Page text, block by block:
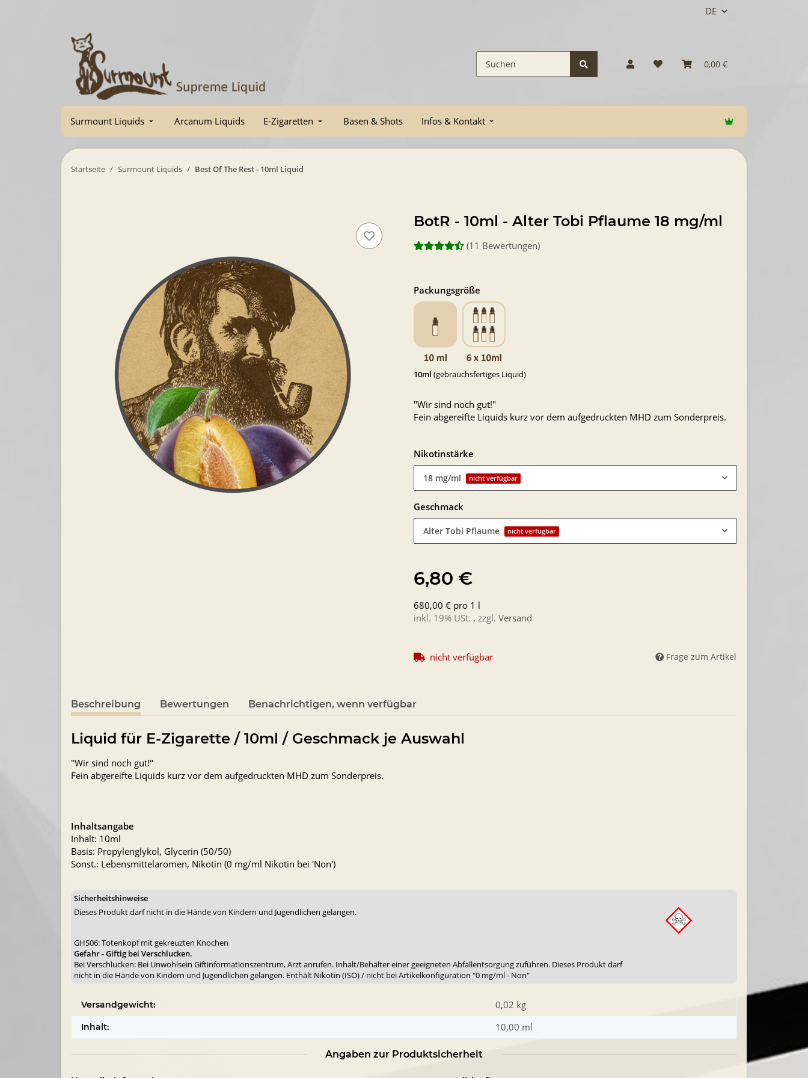
DE
0,00 €
Surmount Liquids Arcanum Liquids E-Zigaretten Basen & Shots Infos & Kontakt
Startseite Surmount Liquids Best Of The Rest - 10ml Liquid
BotR - 10ml - Alter Tobi Pflaume 18 mg/ml
(11 Bewertungen)
Packungsgröße
10ml (gebrauchsfertiges Liquid)
"Wir sind noch gut!"
Fein abgereifte Liquids kurz vor dem aufgedruckten MHD zum Sonderpreis.
Nikotinstärke
18 mg/ml nicht verfügbar
Geschmack
Alter Tobi Pflaume nicht verfügbar
6,80 €
680,00 € pro 1 l
inkl. 19% USt. , zzgl. Versand
nicht verfügbar Frage zum Artikel
Beschreibung Bewertungen Benachrichtigen, wenn verfügbar
Liquid für E-Zigarette / 10ml / Geschmack je Auswahl
"Wir sind noch gut!"
Fein abgereifte Liquids kurz vor dem aufgedruckten MHD zum Sonderpreis.
Inhaltsangabe
Inhalt: 10ml
Basis: Propylenglykol, Glycerin (50/50)
Sonst.: Lebensmittelaromen, Nikotin (0 mg/ml Nikotin bei 'Non')
Sicherheitshinweise
Dieses Produkt darf nicht in die Hände von Kindern und Jugendlichen gelangen.
GHS06: Totenkopf mit gekreuzten Knochen
Gefahr - Giftig bei Verschlucken.
Bei Verschlucken: Bei Unwohlsein Giftinformationszentrum, Arzt anrufen. Inhalt/Behälter einer geeigneten Abfallentsorgung zuführen. Dieses Produkt darf
nicht in die Hände von Kindern und Jugendlichen gelangen. Enthält Nikotin (ISO) / nicht bei Artikelkonfiguration "0 mg/ml - Non"
Versandgewicht: 0,02 kg
Inhalt: 10,00 ml
Angaben zur Produktsicherheit